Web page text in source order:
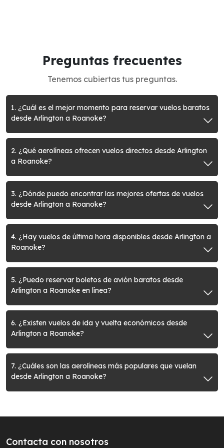
Preguntas frecuentes
Tenemos cubiertas tus preguntas.
1. ¿Cuál es el mejor momento para reservar vuelos baratos
desde Arlington a Roanoke?
2. ¿Qué aerolíneas ofrecen vuelos directos desde Arlington
a Roanoke?
3. ¿Dónde puedo encontrar las mejores ofertas de vuelos
desde Arlington a Roanoke?
4. ¿Hay vuelos de última hora disponibles desde Arlington a
Roanoke?
5. ¿Puedo reservar boletos de avión baratos desde
Arlington a Roanoke en línea?
6. ¿Existen vuelos de ida y vuelta económicos desde
Arlington a Roanoke?
7. ¿Cuáles son las aerolíneas más populares que vuelan
desde Arlington a Roanoke?
Contacta con nosotros